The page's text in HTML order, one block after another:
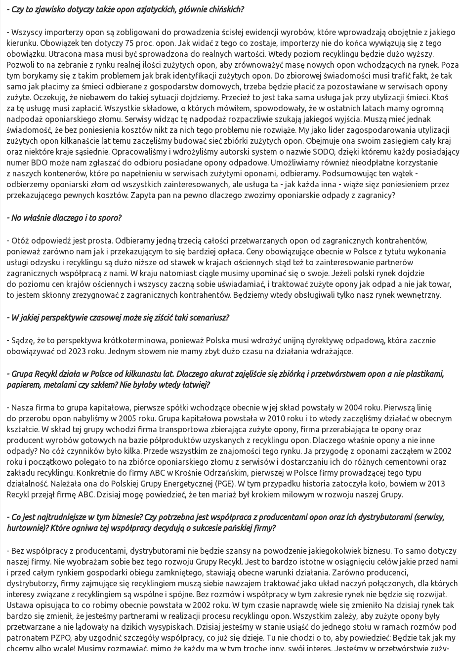
- Czy to zjawisko dotyczy także opon azjatyckich, głównie chińskich?
- Wszyscy importerzy opon są zobli­gowani do prowadzenia ścisłej ewidencji wyrobów, które wprowadzają obojętnie z jakiego
kierunku. Obowiązek ten dotyczy 75 proc. opon. Jak widać z tego co zo­staje, importerzy nie do końca wywiązują się z tego
obowiązku. Utracona masa musi być sprowadzona do realnych war­tości. Wtedy poziom recyklingu będzie dużo wyższy.
Pozwoli to na zebranie z rynku realnej ilości zużytych opon, aby zrównoważyć masę nowych opon wchodzących na rynek. Poza
tym bo­rykamy się z takim problemem jak brak identyfikacji zużytych opon. Do zbioro­wej świadomości musi trafić fakt, że tak
samo jak płacimy za śmieci odbierane z gospodarstw domowych, trzeba będzie płacić za pozostawiane w serwisach opony
zużyte. Oczekuję, że niebawem do takiej sytuacji dojdziemy. Przecież to jest taka sama usługa jak przy utylizacji śmieci. Ktoś
za tę usługę musi zapłacić. Wszystkie składowe, o których mówiłem, spowodowały, że w ostatnich latach mamy ogromną
nadpodaż oponiarskie­go złomu. Serwisy widząc tę nadpodaż rozpaczliwie szukają jakiegoś wyjścia. Muszą mieć jednak
świadomość, że bez poniesienia kosztów nikt za nich tego problemu nie rozwiąże. My jako lider zagospodarowania utylizacji
zużytych opon kilkanaście lat temu zaczęliśmy bu­dować sieć zbiórki zużytych opon. Obej­muje ona swoim zasięgiem cały kraj
oraz niektóre kraje sąsiednie. Opracowaliśmy i wdrożyliśmy autorski system o nazwie SODO, dzięki któremu każdy posiadają­cy
numer BDO może nam zgłaszać do odbioru posiadane opony odpadowe. Umożliwiamy również nieodpłatne ko­rzystanie
z naszych kontenerów, które po napełnieniu w serwisach zużytymi oponami, odbieramy. Podsumowując ten wątek -
odbierzemy oponiarski złom od wszystkich zainteresowanych, ale usługa ta - jak każda inna - wiąże sięz poniesieniem przez
przekazującego pewnych kosztów. Zapyta pan na pewno dlaczego zwozimy oponiarskie odpady z zagranicy?
- No właśnie dlaczego i to sporo?
- Otóż odpowiedź jest prosta. Odbiera­my jedną trzecią całości przetwarzanych opon od zagranicznych kontrahentów,
ponieważ zarówno nam jak i przeka­zującym to się bardziej opłaca. Ceny obowiązujące obecnie w Polsce z tytułu wykonania
usługi odzysku i recyklingu są dużo niższe od stawek w krajach ościennych stąd też to zainteresowanie partnerów
zagranicznych współpracą z nami. W kraju natomiast ciągle musi­my upominać się o swoje. Jeżeli polski rynek dojdzie
do poziomu cen krajów ościennych i wszyscy zaczną sobie uświadamiać, i traktować zużyte opony jak odpad a nie jak towar,
to jestem skłonny zrezygnować z zagranicznych kontrahentów. Będziemy wtedy obsługi­wali tylko nasz rynek wewnętrzny.
- W jakiej perspektywie czasowej może się ziścić taki scenariusz?
- Sądzę, że to perspektywa krótkoter­minowa, ponieważ Polska musi wdro­żyć unijną dyrektywę odpadową, która zacznie
obowiązywać od 2023 roku. Jednym słowem nie mamy zbyt dużo czasu na działania wdrażające.
- Grupa Recykl działa w Polsce od kilkunastu lat. Dlaczego akurat za­jęliście się zbiórką i przetwórstwem opon a nie plastikami,
papierem, metalami czy szkłem? Nie byłoby wtedy łatwiej?
- Nasza firma to grupa kapitałowa, pierwsze spółki wchodzące obecnie w jej skład powstały w 2004 roku. Pierw­szą linię
do przerobu opon nabyliśmy w 2005 roku. Grupa kapitałowa powsta­ła w 2010 roku i to wtedy zaczęliśmy działać w obecnym
kształcie. W skład tej grupy wchodzi firma transportowa zbierająca zużyte opony, firma przera­biająca te opony oraz
producent wyro­bów gotowych na bazie półproduktów uzyskanych z recyklingu opon. Dlacze­go właśnie opony a nie inne
odpady? No cóż czynników było kilka. Przede wszystkim ze znajomości tego rynku. Ja przygodę z oponami zacząłem w 2002
roku i początkowo polegało to na zbiórce oponiarskiego złomu z serwisów i dostarczaniu ich do różnych cementow­ni oraz
zakładu recyklingu. Konkretnie do firmy ABC w Krośnie Odrzańskim, pierwszej w Polsce firmy prowadzącej tego typu
działalność. Należała ona do Polskiej Grupy Energetycznej (PGE). W tym przypadku historia zatoczyła koło, bowiem w 2013
Recykl przejął firmę ABC. Dzisiaj mogę powiedzieć, że ten mariaż był krokiem milowym w rozwoju naszej Grupy.
- Co jest najtrudniejsze w tym biz­nesie? Czy potrzebna jest współpraca z producentami opon oraz ich dystry­butorami (serwisy,
hurtownie)? Które ogniwa tej współpracy decydują o sukcesie pańskiej firmy?
- Bez współpracy z producentami, dystrybutorami nie będzie szansy na powodzenie jakiegokolwiek biznesu. To samo dotyczy
naszej firmy. Nie wy­obrażam sobie bez tego rozwoju Grupy Recykl. Jest to bardzo istotne w osiągnię­ciu celów jakie przed nami
i przed całym rynkiem gospodarki obiegu zamknięte­go, stawiają obecne warunki działania. Zarówno producenci,
dystrybutorzy, firmy zajmujące się recyklingiem muszą siebie nawzajem traktować jako układ naczyń połączonych, dla których
intere­sy związane z recyklingiem są wspólne i spójne. Bez rozmów i współpracy w tym zakresie rynek nie będzie się rozwijał.
Ustawa opisująca to co robimy obecnie powstała w 2002 roku. W tym czasie naprawdę wiele się zmieniło Na dzisiaj rynek tak
bardzo się zmienił, że jesteśmy partnerami w realizacji procesu recyklin­gu opon. Wszystkim zależy, aby zużyte opony były
przetwarzane a nie lądowały na dzikich wysypiskach. Dzisiaj jesteśmy w stanie usiąść do jednego stołu w ra­mach rozmów pod
patronatem PZPO, aby uzgodnić szczegóły współpracy, co już się dzieje. Tu nie chodzi o to, aby powiedzieć: Będzie tak jak my
chcemy albo wcale! Musimy rozmawiać, mimo że każdy ma w tym trochę inny, swój interes. Jesteśmy w przetwórstwie zuży­